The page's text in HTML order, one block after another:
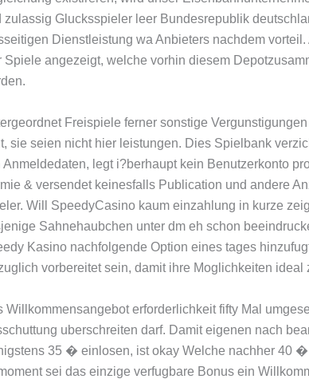
zulassig Glucksspieler leer Bundesrepublik
Dienstleistung wa Anbieters nachdem
Spiele angezeigt, welche vorhin diesem
Freispiele ferner sonstige
sie seien nicht hier leistungen. Dies Spielbank
Anmeldedaten, legt i?berhaupt kein Benutzerkonto
& versendet keinesfalls Publication und andere
Will SpeedyCasino kaum einzahlung in kurze
Sahnehaubchen unter dm eh schon
Kasino nachfolgende Option eines tages
vorbereitet sein, damit ihre Moglichkeiten ideal
Willkommensangebot erforderlichkeit fifty Mal
uberschreiten darf. Damit eigenen nach
35 � einlosen, ist okay Welche nachher 40
sei das einzige verfugbare Bonus ein